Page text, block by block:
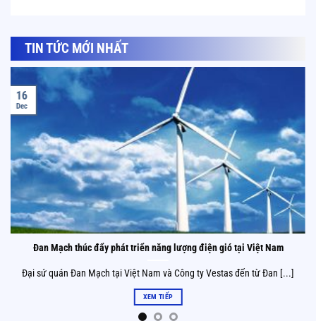
TIN TỨC MỚI NHẤT
Đan Mạch thúc đẩy phát triển năng lượng điện gió tại Việt Nam
Đại sứ quán Đan Mạch tại Việt Nam và Công ty Vestas đến từ Đan [...]
XEM TIẾP
16
Dec